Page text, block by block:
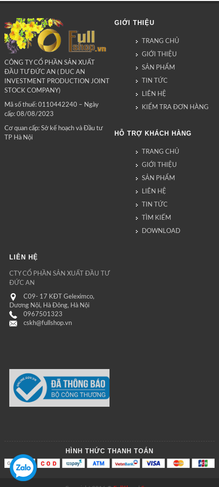
CÔNG TY CỔ PHẦN SẢN XUẤT
ĐẦU TƯ ĐỨC AN ( DUC AN
INVESTMENT PRODUCTION JOINT
STOCK COMPANY)
Mã số thuế: 0110442240 – Ngày
cấp: 08/08/2023
Cơ quan cấp: Sở kế hoạch và Đầu tư
TP Hà Nội
GIỚI THIỆU
TRANG CHỦ
GIỚI THIỆU
SẢN PHẨM
TIN TỨC
LIÊN HỆ
KIỂM TRA ĐƠN HÀNG
HỖ TRỢ KHÁCH HÀNG
TRANG CHỦ
GIỚI THIỆU
SẢN PHẨM
LIÊN HỆ
TIN TỨC
TÌM KIẾM
DOWNLOAD
LIÊN HỆ
CTY CỔ PHẦN SẢN XUẤT ĐẦU TƯ
ĐỨC AN
C09- 17 KĐT Geleximco,
Dương Nội, Hà Đông, Hà Nội
0967501323
cskh@fullshop.vn
HÌNH THỨC THANH TOÁN